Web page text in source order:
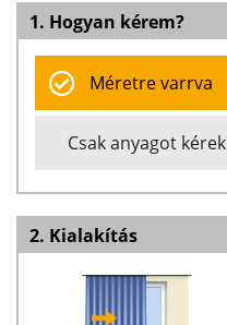
1. Hogyan kérem?
Méretre varrva
Csak anyagot kérek
2. Kialakítás